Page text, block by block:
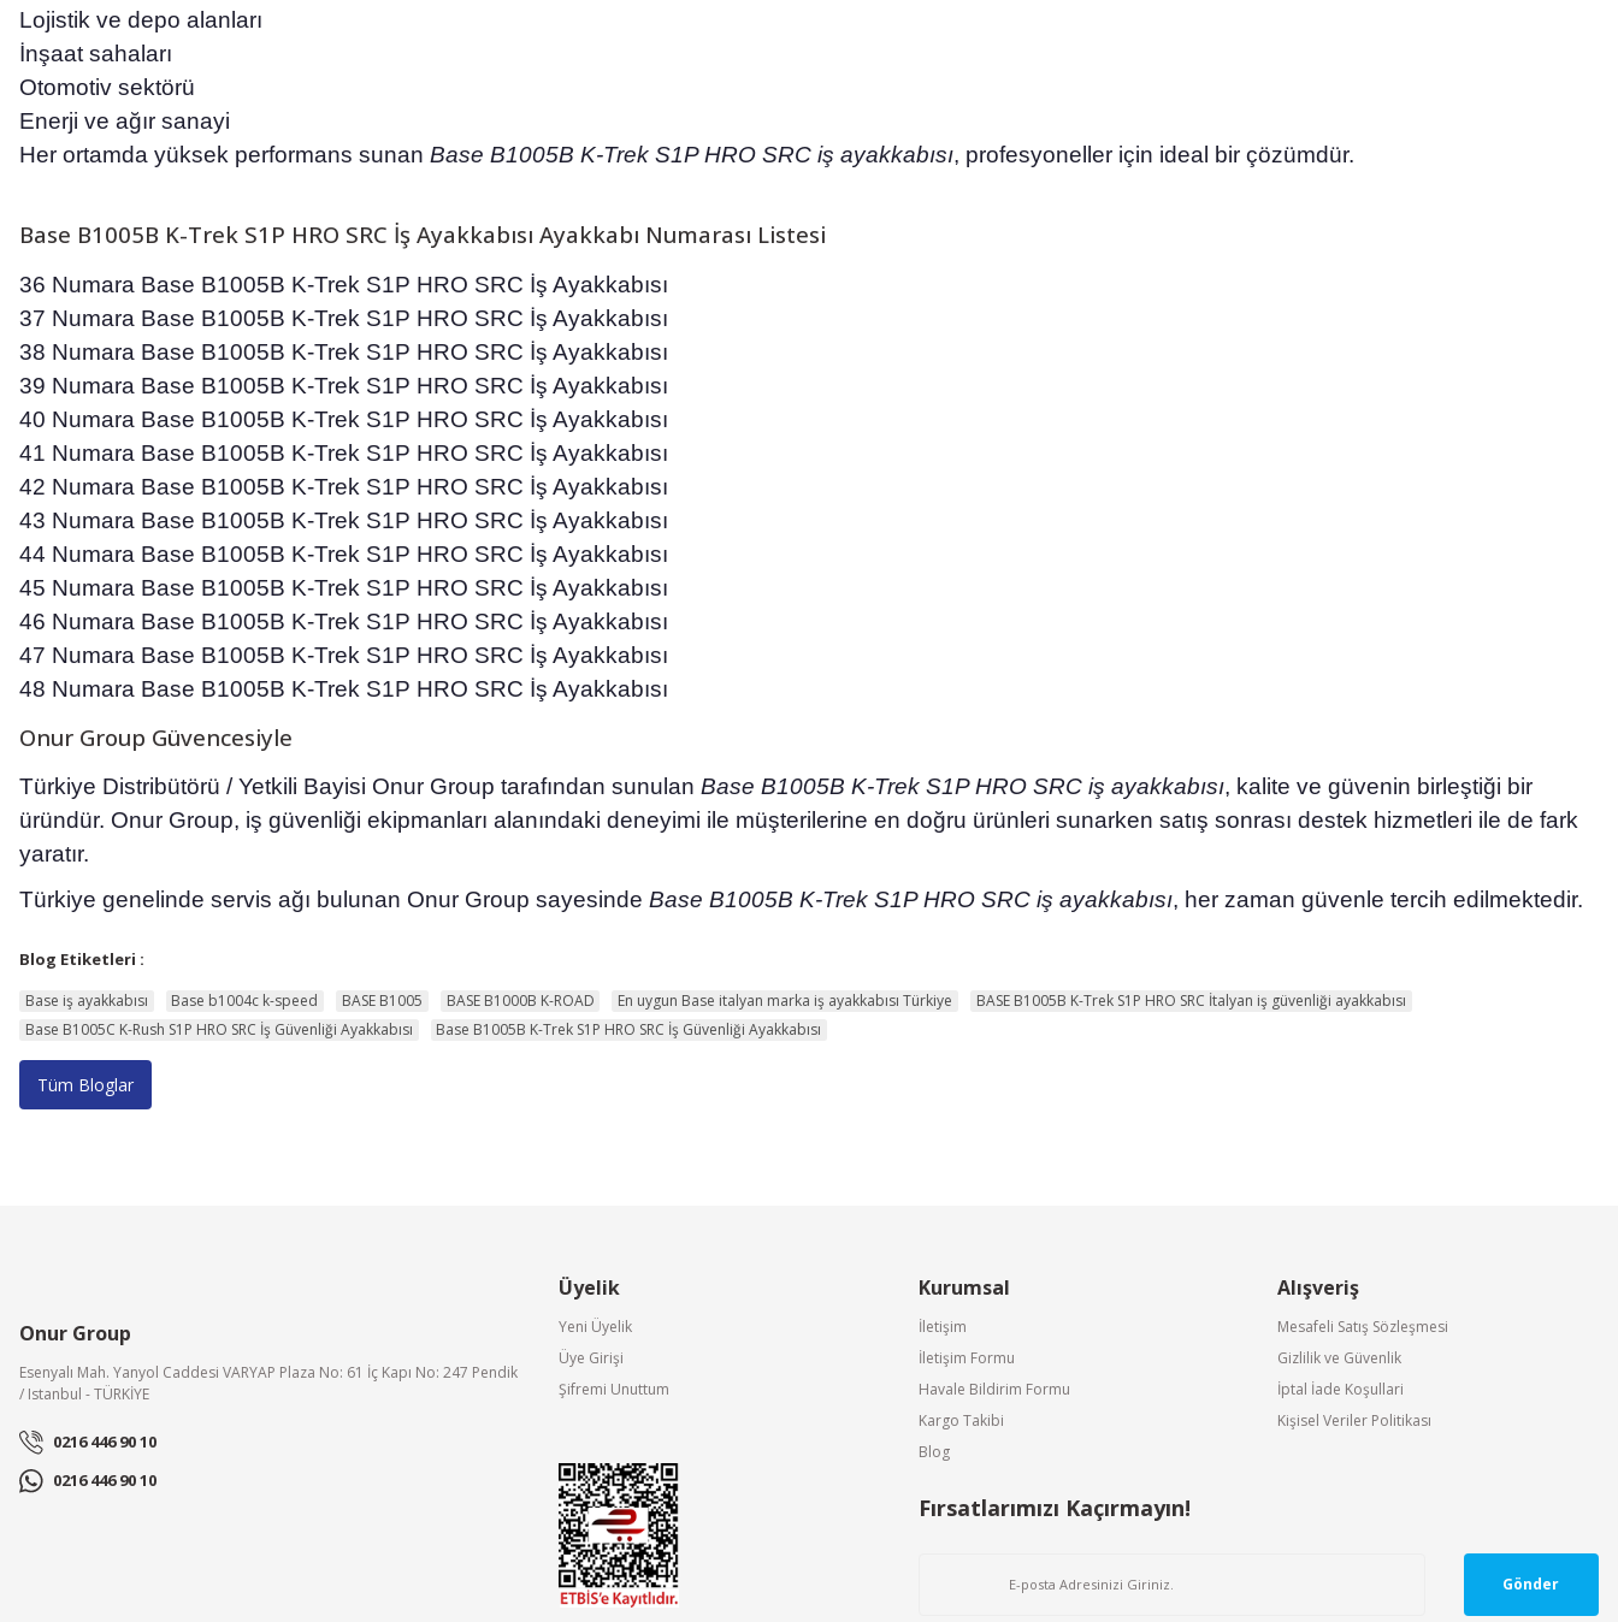
Lojistik ve depo alanları
İnşaat sahaları
Otomotiv sektörü
Enerji ve ağır sanayi
Her ortamda yüksek performans sunan Base B1005B K-Trek S1P HRO SRC iş ayakkabısı, profesyoneller için ideal bir çözümdür.
Base B1005B K-Trek S1P HRO SRC İş Ayakkabısı Ayakkabı Numarası Listesi
36 Numara Base B1005B K-Trek S1P HRO SRC İş Ayakkabısı
37 Numara Base B1005B K-Trek S1P HRO SRC İş Ayakkabısı
38 Numara Base B1005B K-Trek S1P HRO SRC İş Ayakkabısı
39 Numara Base B1005B K-Trek S1P HRO SRC İş Ayakkabısı
40 Numara Base B1005B K-Trek S1P HRO SRC İş Ayakkabısı
41 Numara Base B1005B K-Trek S1P HRO SRC İş Ayakkabısı
42 Numara Base B1005B K-Trek S1P HRO SRC İş Ayakkabısı
43 Numara Base B1005B K-Trek S1P HRO SRC İş Ayakkabısı
44 Numara Base B1005B K-Trek S1P HRO SRC İş Ayakkabısı
45 Numara Base B1005B K-Trek S1P HRO SRC İş Ayakkabısı
46 Numara Base B1005B K-Trek S1P HRO SRC İş Ayakkabısı
47 Numara Base B1005B K-Trek S1P HRO SRC İş Ayakkabısı
48 Numara Base B1005B K-Trek S1P HRO SRC İş Ayakkabısı
Onur Group Güvencesiyle
Türkiye Distribütörü / Yetkili Bayisi Onur Group tarafından sunulan Base B1005B K-Trek S1P HRO SRC iş ayakkabısı, kalite ve güvenin birleştiği bir
üründür. Onur Group, iş güvenliği ekipmanları alanındaki deneyimi ile müşterilerine en doğru ürünleri sunarken satış sonrası destek hizmetleri ile de fark
yaratır.
Türkiye genelinde servis ağı bulunan Onur Group sayesinde Base B1005B K-Trek S1P HRO SRC iş ayakkabısı, her zaman güvenle tercih edilmektedir.
Blog Etiketleri :
Base iş ayakkabısı Base b1004c k-speed BASE B1005 BASE B1000B K-ROAD En uygun Base italyan marka iş ayakkabısı Türkiye
BASE B1005B K-Trek S1P HRO SRC İtalyan iş güvenliği ayakkabısı
Base B1005C K-Rush S1P HRO SRC İş Güvenliği Ayakkabısı
Base B1005B K-Trek S1P HRO SRC İş Güvenliği Ayakkabısı
Tüm Bloglar
Onur Group
Esenyalı Mah. Yanyol Caddesi VARYAP Plaza No: 61 İç Kapı No: 247 Pendik
/ Istanbul - TÜRKİYE
0216 446 90 10
0216 446 90 10
Üyelik
Yeni Üyelik
Üye Girişi
Şifremi Unuttum
Kurumsal
İletişim
İletişim Formu
Havale Bildirim Formu
Kargo Takibi
Blog
Alışveriş
Mesafeli Satış Sözleşmesi
Gizlilik ve Güvenlik
İptal İade Koşullari
Kişisel Veriler Politikası
Fırsatlarımızı Kaçırmayın!
Gönder